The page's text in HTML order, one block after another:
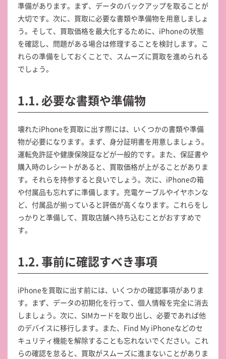
準備があります。まず、データのバックアップを取ることが
大切です。次に、買取に必要な書類や準備物を用意しましょ
う。そして、買取価格を最大化するために、iPhoneの状態
を確認し、問題がある場合は修理することを検討します。こ
れらの準備をしておくことで、スムーズに買取を進められる
でしょう。
1.1. 必要な書類や準備物
壊れたiPhoneを買取に出す際には、いくつかの書類や準備
物が必要になります。まず、身分証明書を用意しましょう。
運転免許証や健康保険証などが一般的です。また、保証書や
購入時のレシートがあると、買取価格が上がることがありま
す。それらを持参すると良いでしょう。次に、iPhoneの箱
や付属品も忘れずに準備します。充電ケーブルやイヤホンな
ど、付属品が揃っていると評価が高くなります。これらをし
っかりと準備して、買取店舗へ持ち込むことがおすすめで
す。
1.2. 事前に確認すべき事項
iPhoneを買取に出す前には、いくつかの確認事項がありま
す。まず、データの初期化を行って、個人情報を完全に消去
しましょう。次に、SIMカードを取り出し、必要であれば他
のデバイスに移行します。また、Find My iPhoneなどのセ
キュリティ機能を解除することも忘れないでください。これ
らの確認を怠ると、買取がスムーズに進まないことがありま